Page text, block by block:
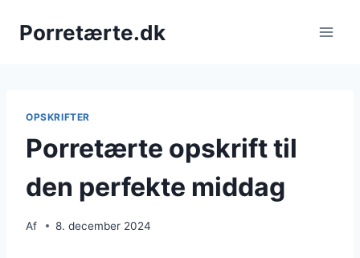
Porretærte.dk
OPSKRIFTER
Porretærte opskrift til
den perfekte middag
Af 8. december 2024